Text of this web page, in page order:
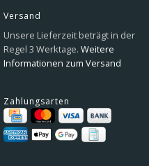
Versand
Unsere Lieferzeit beträgt in der
Regel 3 Werktage. Weitere
Informationen zum Versand
Zahlungsarten